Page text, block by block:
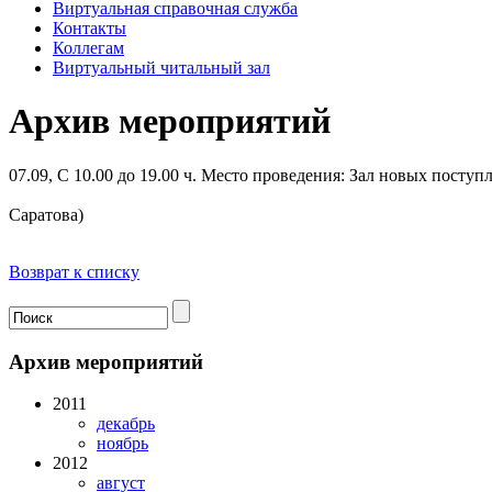
Виртуальная справочная служба
Контакты
Коллегам
Виртуальный читальный зал
Архив мероприятий
07.09, С 10.00 до 19.00 ч. Место проведения: Зал новых
Саратова)
Возврат к списку
Архив мероприятий
2011
декабрь
ноябрь
2012
август